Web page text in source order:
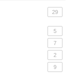
29
5
7
2
9